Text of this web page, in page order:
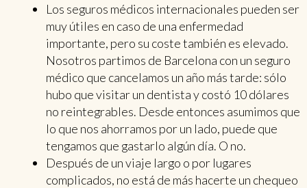
Los seguros médicos internacionales pueden ser
muy útiles en caso de una enfermedad
importante, pero su coste también es elevado.
Nosotros partimos de Barcelona con un seguro
médico que cancelamos un año más tarde: sólo
hubo que visitar un dentista y costó 10 dólares
no reintegrables. Desde entonces asumimos que
lo que nos ahorramos por un lado, puede que
tengamos que gastarlo algún día. O no.
Después de un viaje largo o por lugares
complicados, no está de más hacerte un chequeo